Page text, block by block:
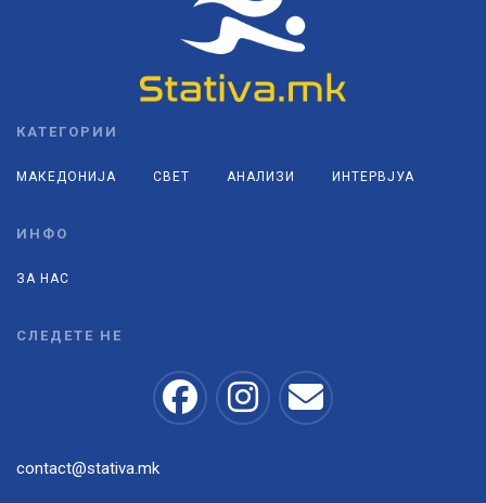
КАТЕГОРИИ
МАКЕДОНИЈА СВЕТ АНАЛИЗИ ИНТЕРВЈУА
ИНФО
ЗА НАС
СЛЕДЕТЕ НЕ
contact@stativa.mk